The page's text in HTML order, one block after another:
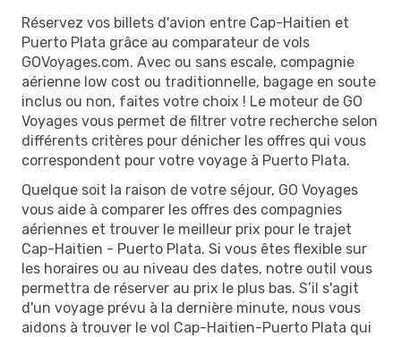
Réservez vos billets d'avion entre Cap-Haitien et
Puerto Plata grâce au comparateur de vols
GOVoyages.com. Avec ou sans escale, compagnie
aérienne low cost ou traditionnelle, bagage en soute
inclus ou non, faites votre choix ! Le moteur de GO
Voyages vous permet de filtrer votre recherche selon
différents critères pour dénicher les offres qui vous
correspondent pour votre voyage à Puerto Plata.
Quelque soit la raison de votre séjour, GO Voyages
vous aide à comparer les offres des compagnies
aériennes et trouver le meilleur prix pour le trajet
Cap-Haitien - Puerto Plata. Si vous êtes flexible sur
les horaires ou au niveau des dates, notre outil vous
permettra de réserver au prix le plus bas. S’il s'agit
d'un voyage prévu à la dernière minute, nous vous
aidons à trouver le vol Cap-Haitien-Puerto Plata qui